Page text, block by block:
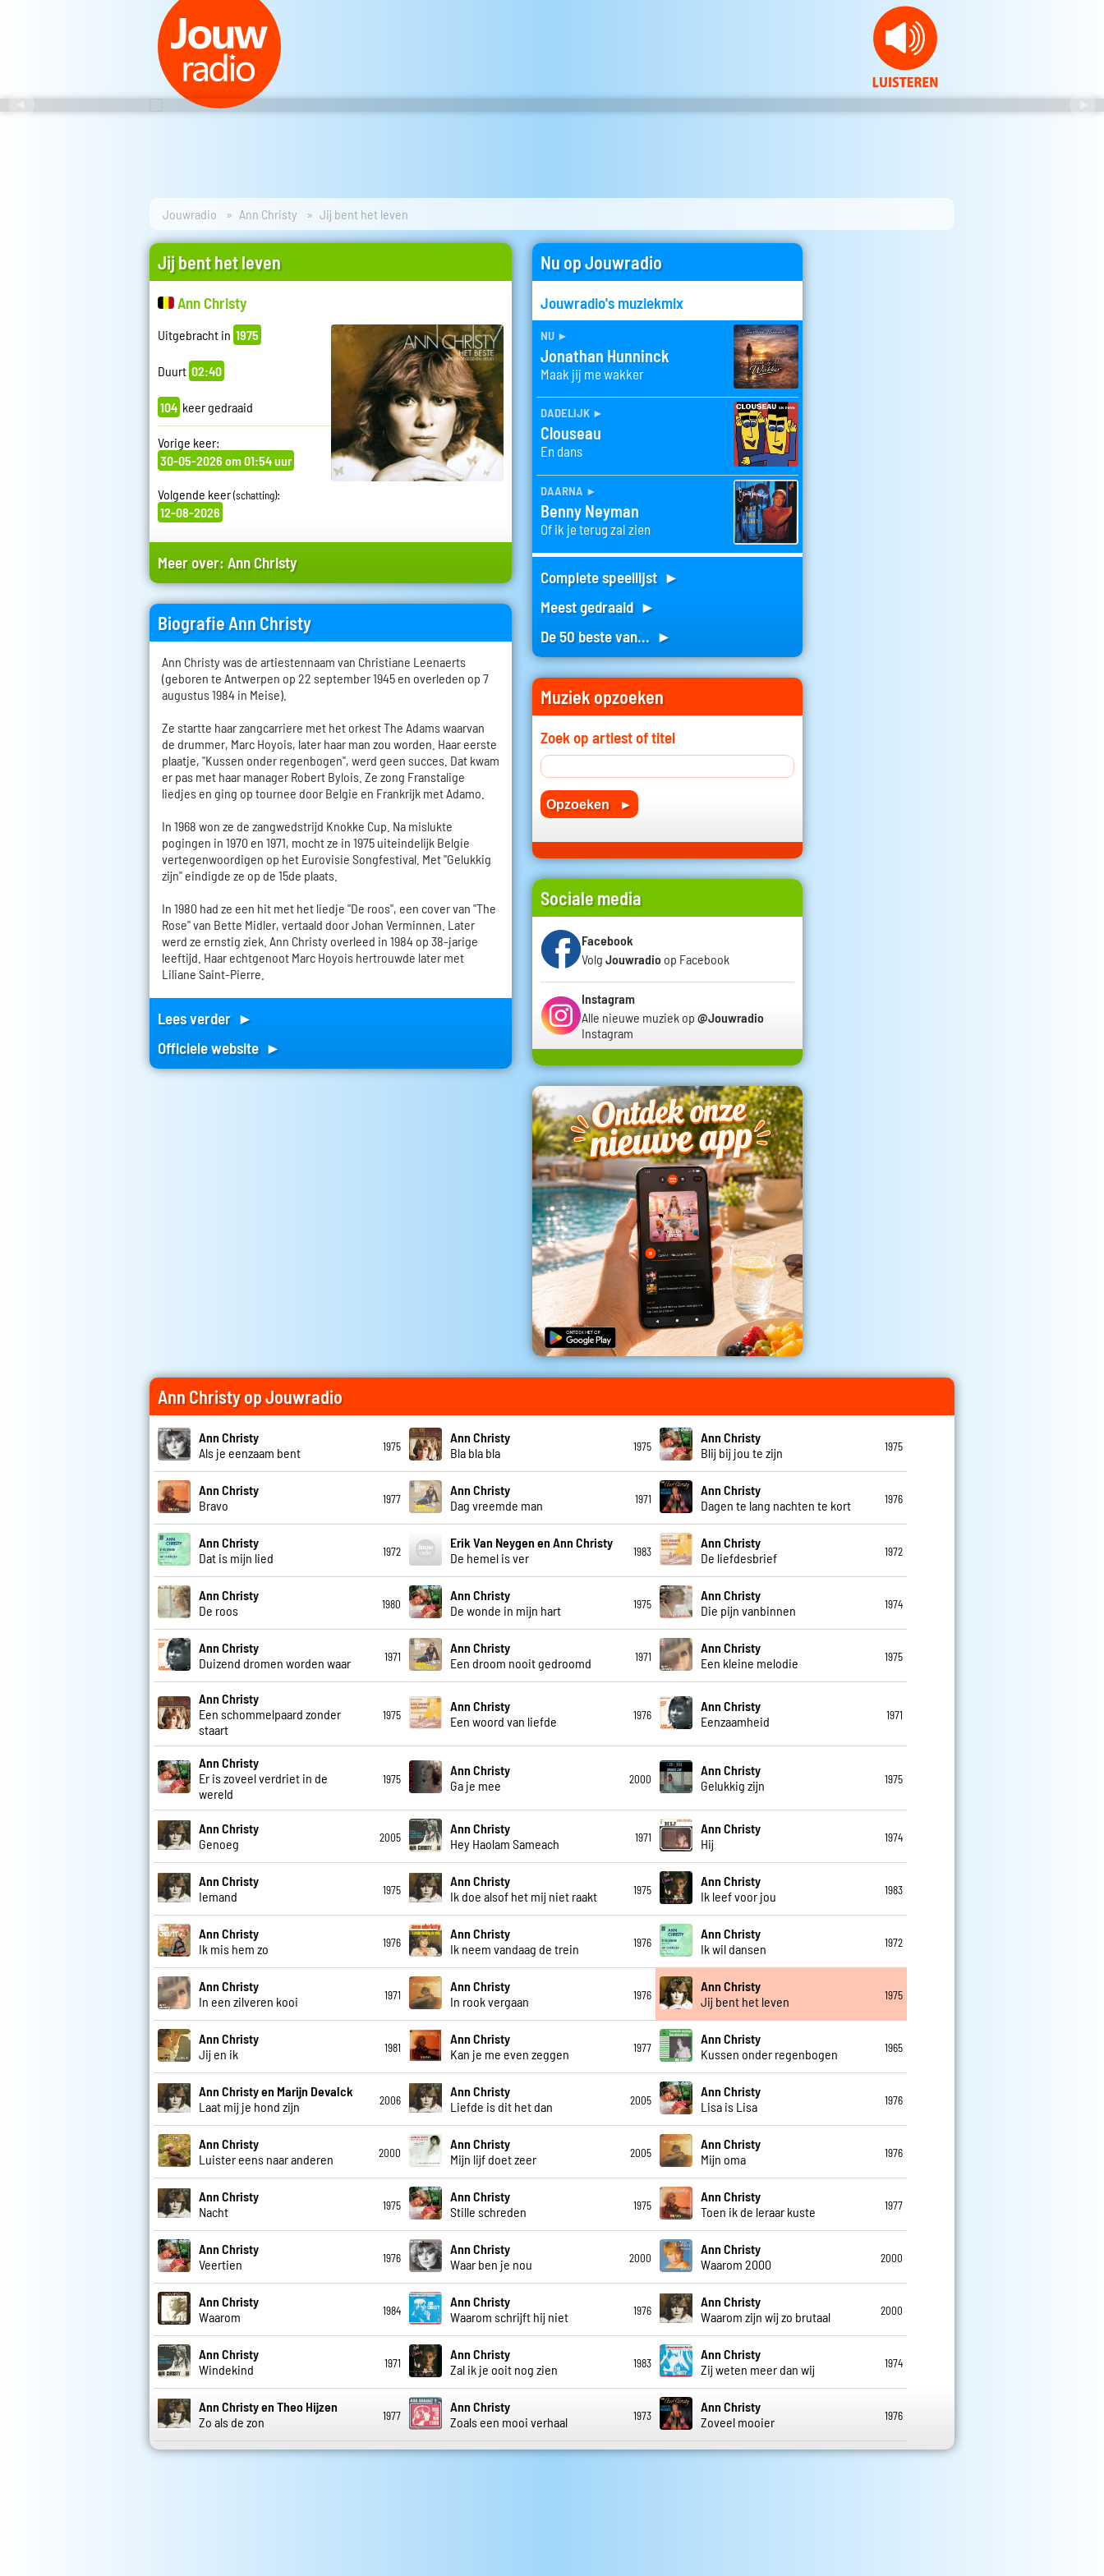
Jouwradio Ann Christy Jij bent het leven
Jij bent het leven
Ann Christy
Uitgebracht in 1975
Duurt 02:40
104 keer gedraaid
Vorige keer:
30-05-2026 om 01:54 uur
Volgende keer(schatting):
12-08-2026
Meer over:Ann Christy
Biografie Ann Christy
Ann Christy was de artiestennaam van Christiane Leenaerts
(geboren te Antwerpen op 22 september 1945 en overleden op 7
augustus 1984 in Meise).
Ze startte haar zangcarriere met het orkest The Adams waarvan
de drummer, Marc Hoyois, later haar man zou worden. Haar eerste
plaatje, "Kussen onder regenbogen", werd geen succes. Dat kwam
er pas met haar manager Robert Bylois. Ze zong Franstalige
liedjes en ging op tournee door Belgie en Frankrijk met Adamo.
In 1968 won ze de zangwedstrijd Knokke Cup. Na mislukte
pogingen in 1970 en 1971, mocht ze in 1975 uiteindelijk Belgie
vertegenwoordigen op het Eurovisie Songfestival. Met "Gelukkig
zijn" eindigde ze op de 15de plaats.
In 1980 had ze een hit met het liedje "De roos", een cover van "The
Rose" van Bette Midler, vertaald door Johan Verminnen. Later
werd ze ernstig ziek. Ann Christy overleed in 1984 op 38-jarige
leeftijd. Haar echtgenoot Marc Hoyois hertrouwde later met
Liliane Saint-Pierre.
Lees verder ►
Officiele website ►
Nu op Jouwradio
Jouwradio's muziekmix
nu ►
Jonathan Hunninck
Maak jij me wakker
dadelijk ►
Clouseau
En dans
daarna ►
Benny Neyman
Of ik je terug zal zien
Complete speellijst ►
Meest gedraaid ►
De 50 beste van... ►
Muziek opzoeken
Zoek op artiest of titel
Sociale media
Facebook
Volg Jouwradio op Facebook
Instagram
Alle nieuwe muziek op @Jouwradio
Instagram
Ann Christy op Jouwradio
Ann Christy
Als je eenzaam bent
1975
Ann Christy
Bla bla bla
1975
Ann Christy
Blij bij jou te zijn
1975
Ann Christy
Bravo
1977
Ann Christy
Dag vreemde man
1971
Ann Christy
Dagen te lang nachten te kort
1976
Ann Christy
Dat is mijn lied
1972
Erik Van Neygen en Ann Christy
De hemel is ver
1983
Ann Christy
De liefdesbrief
1972
Ann Christy
De roos
1980
Ann Christy
De wonde in mijn hart
1975
Ann Christy
Die pijn vanbinnen
1974
Ann Christy
Duizend dromen worden waar
1971
Ann Christy
Een droom nooit gedroomd
1971
Ann Christy
Een kleine melodie
1975
Ann Christy
Een schommelpaard zonder
staart
1975
Ann Christy
Een woord van liefde
1976
Ann Christy
Eenzaamheid
1971
Ann Christy
Er is zoveel verdriet in de
wereld
1975
Ann Christy
Ga je mee
2000
Ann Christy
Gelukkig zijn
1975
Ann Christy
Genoeg
2005
Ann Christy
Hey Haolam Sameach
1971
Ann Christy
Hij
1974
Ann Christy
Iemand
1975
Ann Christy
Ik doe alsof het mij niet raakt
1975
Ann Christy
Ik leef voor jou
1983
Ann Christy
Ik mis hem zo
1976
Ann Christy
Ik neem vandaag de trein
1976
Ann Christy
Ik wil dansen
1972
Ann Christy
In een zilveren kooi
1971
Ann Christy
In rook vergaan
1976
Ann Christy
Jij bent het leven
1975
Ann Christy
Jij en ik
1981
Ann Christy
Kan je me even zeggen
1977
Ann Christy
Kussen onder regenbogen
1965
Ann Christy en Marijn Devalck
Laat mij je hond zijn
2006
Ann Christy
Liefde is dit het dan
2005
Ann Christy
Lisa is Lisa
1976
Ann Christy
Luister eens naar anderen
2000
Ann Christy
Mijn lijf doet zeer
2005
Ann Christy
Mijn oma
1976
Ann Christy
Nacht
1975
Ann Christy
Stille schreden
1975
Ann Christy
Toen ik de leraar kuste
1977
Ann Christy
Veertien
1976
Ann Christy
Waar ben je nou
2000
Ann Christy
Waarom 2000
2000
Ann Christy
Waarom
1984
Ann Christy
Waarom schrijft hij niet
1976
Ann Christy
Waarom zijn wij zo brutaal
2000
Ann Christy
Windekind
1971
Ann Christy
Zal ik je ooit nog zien
1983
Ann Christy
Zij weten meer dan wij
1974
Ann Christy en Theo Hijzen
Zo als de zon
1977
Ann Christy
Zoals een mooi verhaal
1973
Ann Christy
Zoveel mooier
1976